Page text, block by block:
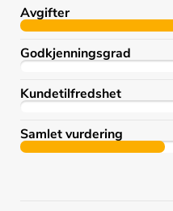
Avgifter
Godkjenningsgrad
Kundetilfredshet
Samlet vurdering